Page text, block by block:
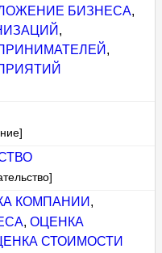
БИЗНЕСА,
,
,
КОМПАНИИ ,
,ОЦЕНКА
СТОИМОСТИ